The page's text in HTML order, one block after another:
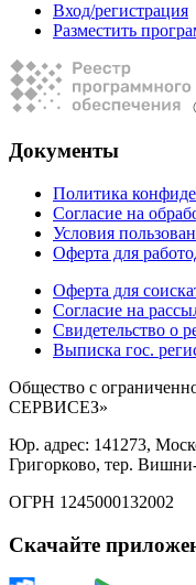
Вход/регистрация
Разместить
Документы
Политика
Согласие на
Условия
Оферта для
Оферта для
Согласие на
Свидетельство о
Выписка гос.
Общество с
СЕРВИСЕЗ»
Юр. адрес: 141273,
Григорково, тер.
ОГРН 1245000132002
Скачайте